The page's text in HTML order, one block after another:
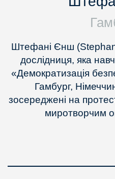
Штефані Єнш
дослідниця, яка
«Демократизація
Гамбург,
зосереджені на
миротворчим